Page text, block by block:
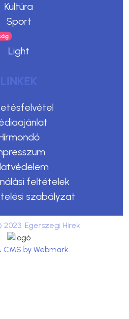
Kultúra
Sport
Light
LINKEK
feltételek
szabályzat
Egerszegi Hírek
CMS by Webmark